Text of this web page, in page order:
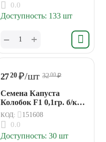
0.0
Доступность: 133 шт
+
−
2720 ₽/шт 32 00 ₽
Семена Капуста
Колобок F1 0,1гр. б/к
Аэлита
КОД: 151608
0.0
Доступность: 30 шт